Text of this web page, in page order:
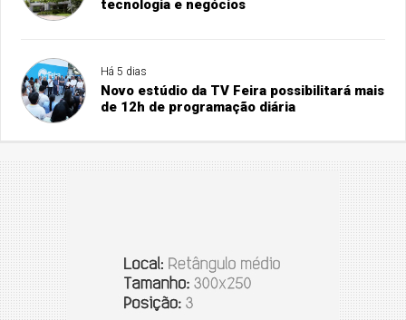
tecnologia e negócios
Há 5 dias
Novo estúdio da TV Feira possibilitará mais
de 12h de programação diária